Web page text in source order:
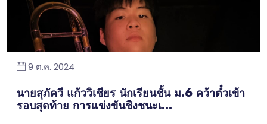
9 ต.ค. 2024
นายสุภัควี แก้ววิเชียร นักเรียนชั้น ม.6 คว้าตํ๋วเข้า
รอบสุดท้าย การแข่งขันชิงชนะเ...